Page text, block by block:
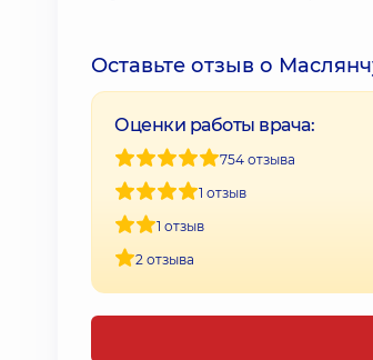
Оставьте отзыв о
Оценки работы врача:
754 отзыва
1 отзыв
1 отзыв
2 отзыва